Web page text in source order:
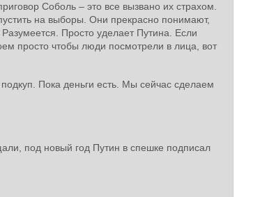
Соболь – это все вызвано их страхом.
на выборы. Они прекрасно понимают,
Просто уделает Путина. Если
просто чтобы люди посмотрели в лица, вот
Пока деньги есть. Мы сейчас сделаем
под новый год Путин в спешке подписал